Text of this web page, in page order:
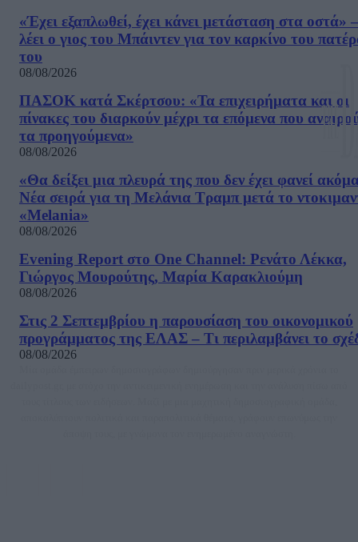
«Έχει εξαπλωθεί, έχει κάνει μετάσταση στα οστά»
λέει ο γιος του Μπάιντεν για τον καρκίνο του
του
08/08/2026
ΠΑΣΟΚ κατά Σκέρτσου: «Τα επιχειρήματα και οι
πίνακες του διαρκούν μέχρι τα επόμενα που
τα προηγούμενα»
08/08/2026
«Θα δείξει μια πλευρά της που δεν έχει φανεί
Νέα σειρά για τη Μελάνια Τραμπ μετά το
«Melania»
08/08/2026
Evening Report στο One Channel: Ρενάτο Λέκκα,
Γιώργος Μουρούτης, Μαρία Καρακλιούμη
08/08/2026
Στις 2 Σεπτεμβρίου η παρουσίαση του οικονομικού
προγράμματος της ΕΛΑΣ – Τι περιλαμβάνει το
08/08/2026